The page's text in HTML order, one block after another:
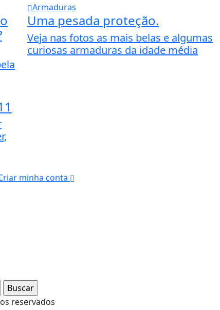
Armaduras
Uma pesada proteção.
Veja nas fotos as mais belas e algumas
curiosas armaduras da idade média
minha conta
reservados